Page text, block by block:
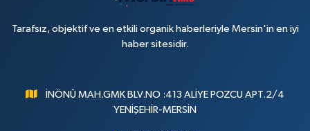
Tarafsız, objektif ve en etkili organik haberleriyle Mersin'in en iyi
haber sitesidir.
İNÖNÜ MAH.GMK BLV.NO :413 ALİYE POZCU APT.2/4
YENİŞEHİR-MERSİN